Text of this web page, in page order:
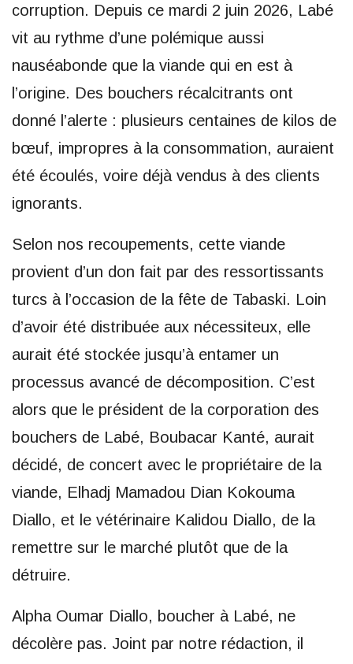
corruption. Depuis ce mardi 2 juin 2026, Labé
vit au rythme d’une polémique aussi
nauséabonde que la viande qui en est à
l’origine. Des bouchers récalcitrants ont
donné l’alerte : plusieurs centaines de kilos de
bœuf, impropres à la consommation, auraient
été écoulés, voire déjà vendus à des clients
ignorants.
Selon nos recoupements, cette viande
provient d’un don fait par des ressortissants
turcs à l’occasion de la fête de Tabaski. Loin
d’avoir été distribuée aux nécessiteux, elle
aurait été stockée jusqu’à entamer un
processus avancé de décomposition. C’est
alors que le président de la corporation des
bouchers de Labé, Boubacar Kanté, aurait
décidé, de concert avec le propriétaire de la
viande, Elhadj Mamadou Dian Kokouma
Diallo, et le vétérinaire Kalidou Diallo, de la
remettre sur le marché plutôt que de la
détruire.
Alpha Oumar Diallo, boucher à Labé, ne
décolère pas. Joint par notre rédaction, il